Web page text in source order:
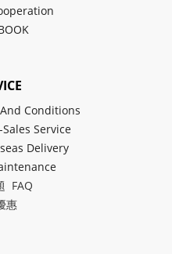
Conditions
Service
Delivery
FAQ
惠